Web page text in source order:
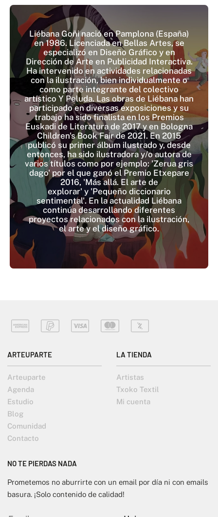
Liébana Goñi nació en Pamplona (España)
en 1986. Licenciada en Bellas Artes, se
especializó en Diseño Gráfico y en
Dirección de Arte en Publicidad Interactiva.
Ha intervenido en actividades relacionadas
con la ilustración, bien individualmente o
como parte integrante del colectivo
artístico Y Peluda. Las obras de Liébana han
participado en diversas exposiciones y su
trabajo ha sido finalista en los Premios
Euskadi de Literatura de 2017 y en Bologna
Children's Book Fair de 2021. En 2015
publicó su primer álbum ilustrado y, desde
entonces, ha sido ilustradora y/o autora de
varios títulos como por ejemplo: 'Zerua gris
dago' por el que ganó el Premio Etxepare
2016, 'Más allá. El arte de
explorar' y 'Pequeño diccionario
sentimental'. En la actualidad Liébana
continúa desarrollando diferentes
proyectos relacionados con la ilustración,
el arte y el diseño gráfico.
ARTEUPARTE
Arteuparte
Agenda
Estudio
Blog
Comunidad
Contacto
LA TIENDA
Artistas
Txoko Textil
Mi cuenta
NO TE PIERDAS NADA
Prometemos no aburrirte con un email por día ni con emails
basura. ¡Solo contenido de calidad!